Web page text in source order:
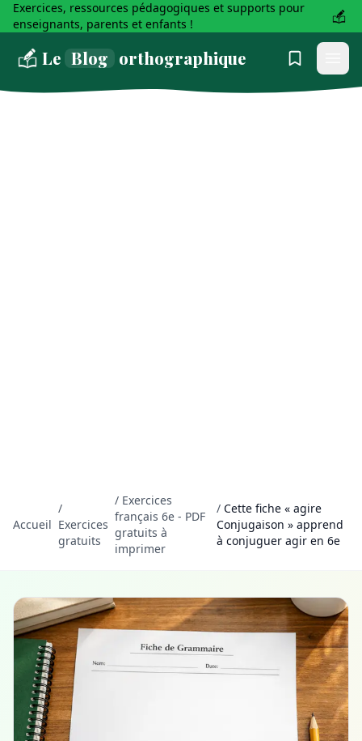
Exercices, ressources pédagogiques et supports pour
enseignants, parents et enfants !
Le Blog orthographique
Accueil
/
Exercices
gratuits
/ Exercices
français 6e - PDF
gratuits à
imprimer
/ Cette fiche « agire
Conjugaison » apprend
à conjuguer agir en 6e